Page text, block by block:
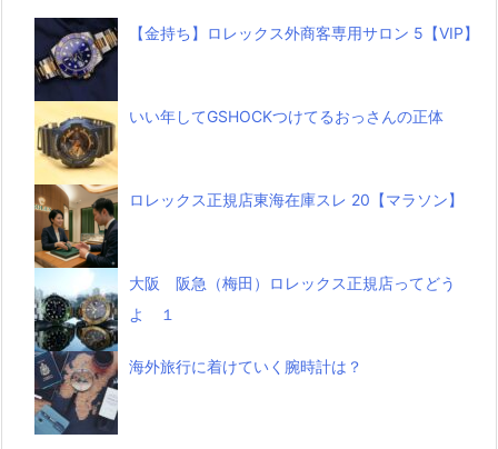
【金持ち】ロレックス外商客専用サロン 5【VIP】
いい年してGSHOCKつけてるおっさんの正体
ロレックス正規店東海在庫スレ 20【マラソン】
大阪 阪急（梅田）ロレックス正規店ってどう
よ １
海外旅行に着けていく腕時計は？